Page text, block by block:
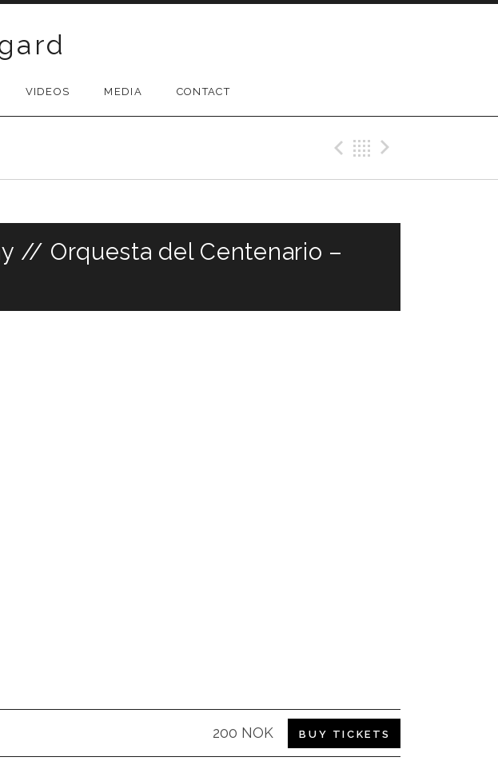
VIDEOS MEDIA CONTACT
Previous Gig
Back
// Orquesta del Centenario –
200 NOK BUY TICKETS